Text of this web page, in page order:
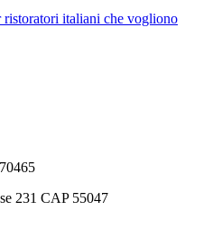
ristoratori italiani che vogliono
231 CAP 55047